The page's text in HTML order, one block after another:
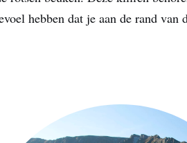
hebben dat je aan de rand